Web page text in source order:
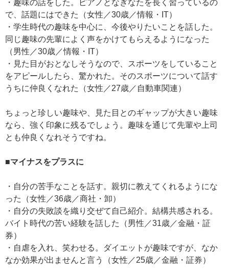
・趣味の話をした。ピアノとなぎなたを長く習っているの
で、話題にはできた（女性／30歳／情報・IT）
・学生時代の趣味を中心に、今後やりたいことを話した。
同じ趣味の先輩によく声をかけてもらえるようになった
（男性／30歳／情報・IT）
・見た目がおとなしそうなので、スポーツをしていること
をアピールしたら、驚かれた。そのスポーツについて話す
うちに仲良くなれた（女性／27歳／自動車関連）
ちょっと珍しい趣味や、見た目とのギャップが大きい趣味
なら、強く印象に残るでしょう。趣味を通じて先輩や上司
とも仲良くなれそうですね。
■マイナスをプラスに
・自分の苦手なことを話す。親切に教えてくれるようにな
った（女性／36歳／商社・卸）
・自分の失敗談を織り交ぜて自己紹介。結構共感される。
バイト時代の苦い経験を話した（男性／31歳／金融・証
券）
・自虐を入れ、笑わせる。ダイエットが趣味ですが、なか
なか効果が出ませんと言う（女性／25歳／金融・証券）